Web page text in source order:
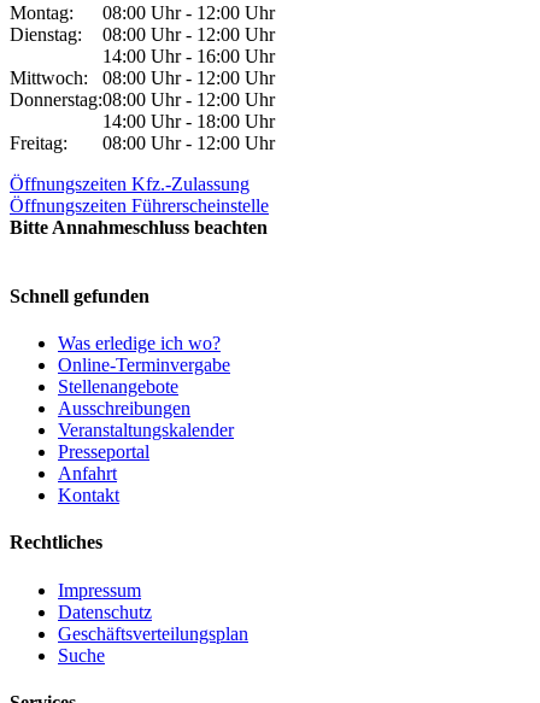
Montag:
08:00 Uhr - 12:00 Uhr
Dienstag:
08:00 Uhr - 12:00 Uhr
14:00 Uhr - 16:00 Uhr
Mittwoch:
08:00 Uhr - 12:00 Uhr
Donnerstag:08:00 Uhr - 12:00 Uhr
14:00 Uhr - 18:00 Uhr
Freitag:
08:00 Uhr - 12:00 Uhr
Öffnungszeiten Kfz.-Zulassung
Öffnungszeiten Führerscheinstelle
Bitte Annahmeschluss beachten
Schnell gefunden
Was erledige ich wo?
Online-Terminvergabe
Stellenangebote
Ausschreibungen
Veranstaltungskalender
Presseportal
Anfahrt
Kontakt
Rechtliches
Impressum
Datenschutz
Geschäftsverteilungsplan
Suche